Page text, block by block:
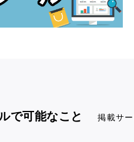
で可能なこと 掲載サ